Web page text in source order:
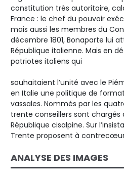
constitution très autoritaire,
France : le chef du pouvoir
mais aussi les membres du
décembre 1801, Bonaparte lui
République italienne. Mais en
patriotes italiens qui
souhaitaient l’unité avec le
en Italie une politique de
vassales. Nommés par les
trente conseillers sont chargés
République cisalpine. Sur
Trente proposent à
ANALYSE DES IMAGES